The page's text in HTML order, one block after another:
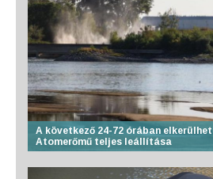
A következő 24-72 órában
Atomerőmű teljes leállítása